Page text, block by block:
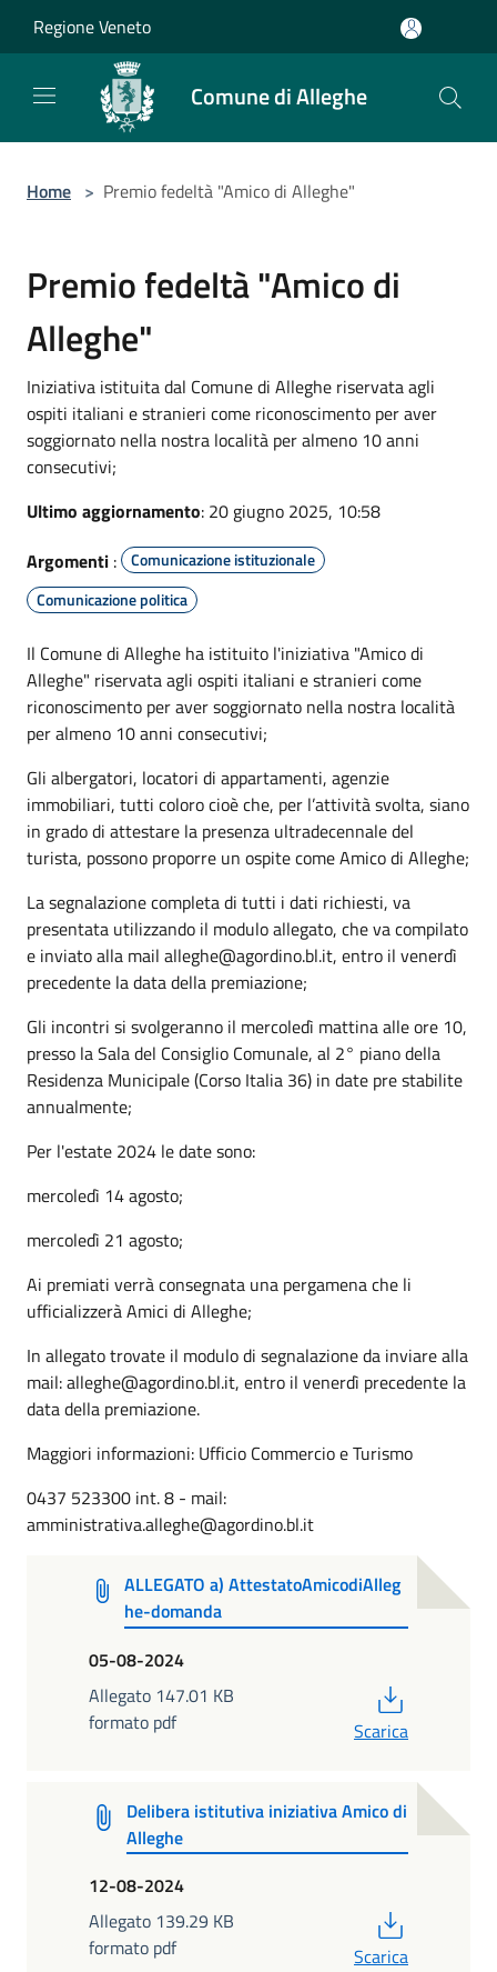
Regione Veneto
Comune di Alleghe
Home > Premio fedeltà "Amico di Alleghe"
Premio fedeltà "Amico di
Alleghe"
Iniziativa istituita dal Comune di Alleghe riservata agli
ospiti italiani e stranieri come riconoscimento per aver
soggiornato nella nostra località per almeno 10 anni
consecutivi;
Ultimo aggiornamento: 20 giugno 2025, 10:58
Argomenti :
Comunicazione istituzionale
Comunicazione politica
Il Comune di Alleghe ha istituito l'iniziativa "Amico di
Alleghe" riservata agli ospiti italiani e stranieri come
riconoscimento per aver soggiornato nella nostra località
per almeno 10 anni consecutivi;
Gli albergatori, locatori di appartamenti, agenzie
immobiliari, tutti coloro cioè che, per l’attività svolta, siano
in grado di attestare la presenza ultradecennale del
turista, possono proporre un ospite come Amico di Alleghe;
La segnalazione completa di tutti i dati richiesti, va
presentata utilizzando il modulo allegato, che va compilato
e inviato alla mail alleghe@agordino.bl.it, entro il venerdì
precedente la data della premiazione;
Gli incontri si svolgeranno il mercoledì mattina alle ore 10,
presso la Sala del Consiglio Comunale, al 2° piano della
Residenza Municipale (Corso Italia 36) in date pre stabilite
annualmente;
Per l'estate 2024 le date sono:
mercoledì 14 agosto;
mercoledì 21 agosto;
Ai premiati verrà consegnata una pergamena che li
ufficializzerà Amici di Alleghe;
In allegato trovate il modulo di segnalazione da inviare alla
mail: alleghe@agordino.bl.it, entro il venerdì precedente la
data della premiazione.
Maggiori informazioni: Ufficio Commercio e Turismo
0437 523300 int. 8 - mail:
amministrativa.alleghe@agordino.bl.it
ALLEGATO a) AttestatoAmicodiAlleg
he-domanda
05-08-2024
Allegato 147.01 KB
formato pdf
Scarica
Delibera istitutiva iniziativa Amico di
Alleghe
12-08-2024
Allegato 139.29 KB
formato pdf
Scarica